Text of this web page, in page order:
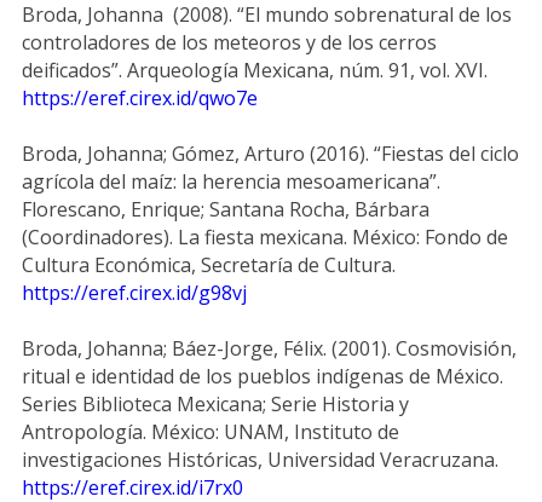
Broda, Johanna (2008). “El mundo sobrenatural de los
controladores de los meteoros y de los cerros
deificados”. Arqueología Mexicana, núm. 91, vol. XVI.
https://eref.cirex.id/qwo7e
Broda, Johanna; Gómez, Arturo (2016). “Fiestas del ciclo
agrícola del maíz: la herencia mesoamericana”.
Florescano, Enrique; Santana Rocha, Bárbara
(Coordinadores). La fiesta mexicana. México: Fondo de
Cultura Económica, Secretaría de Cultura.
https://eref.cirex.id/g98vj
Broda, Johanna; Báez-Jorge, Félix. (2001). Cosmovisión,
ritual e identidad de los pueblos indígenas de México.
Series Biblioteca Mexicana; Serie Historia y
Antropología. México: UNAM, Instituto de
investigaciones Históricas, Universidad Veracruzana.
https://eref.cirex.id/i7rx0